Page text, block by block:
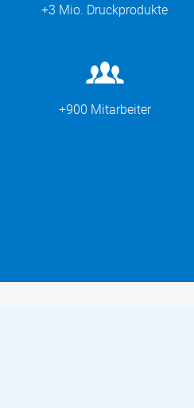
+3 Mio. Druckprodukte
+900 Mitarbeiter